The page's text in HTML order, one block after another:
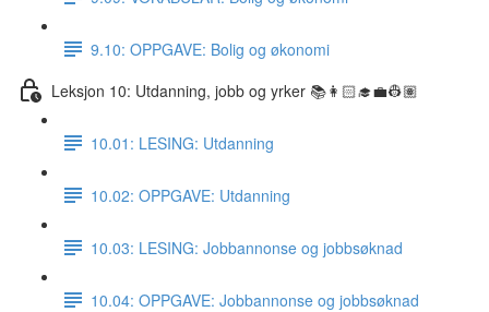
9.10: OPPGAVE: Bolig og økonomi
Leksjon 10: Utdanning, jobb og yrker 📚👩🏻‍🎓💼👷🏽
10.01: LESING: Utdanning
10.02: OPPGAVE: Utdanning
10.03: LESING: Jobbannonse og jobbsøknad
10.04: OPPGAVE: Jobbannonse og jobbsøknad